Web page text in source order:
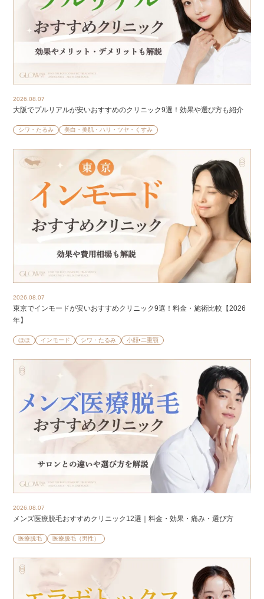
2026.08.07
大阪でプルリアルが安いおすすめのクリニック9選！効果や選び方も紹介
シワ・たるみ 美白・美肌・ハリ・ツヤ・くすみ
2026.08.07
東京でインモードが安いおすすめクリニック9選！料金・施術比較【2026
年】
ほほ インモード シワ・たるみ 小顔•二重顎
2026.08.07
メンズ医療脱毛おすすめクリニック12選｜料金・効果・痛み・選び方
医療脱毛 医療脱毛（男性）